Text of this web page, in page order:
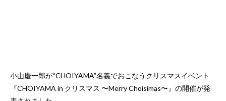
小山慶一郎が“CHOIYAMA”名義でおこなうクリスマスイベント
『CHOIYAMA in クリスマス 〜Merry Choisimas〜』の開催が発